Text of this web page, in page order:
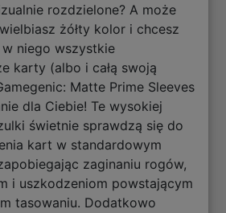
rozdzielone? A może
żółty kolor i chcesz
niego wszystkie
karty (albo i całą swoją
Matte Prime Sleeves
dla Ciebie! Te wysokiej
świetnie sprawdzą się do
kart w standardowym
zaginaniu rogów,
i uszkodzeniom powstającym
tasowaniu. Dodatkowo